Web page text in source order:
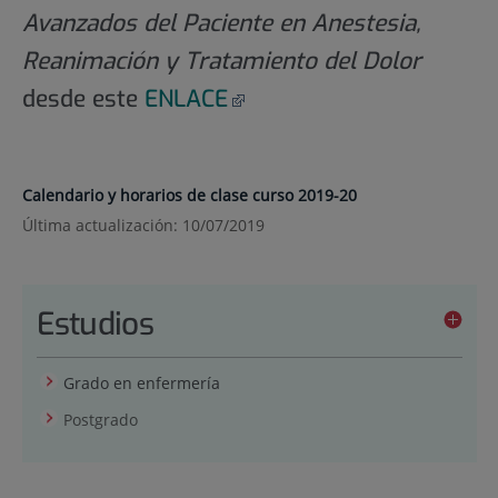
Avanzados del Paciente en Anestesia,
Reanimación y Tratamiento del Dolor
desde este ENLACE
Calendario y horarios de clase curso 2019-20
Última actualización: 10/07/2019
Estudios
Grado en enfermería
Postgrado